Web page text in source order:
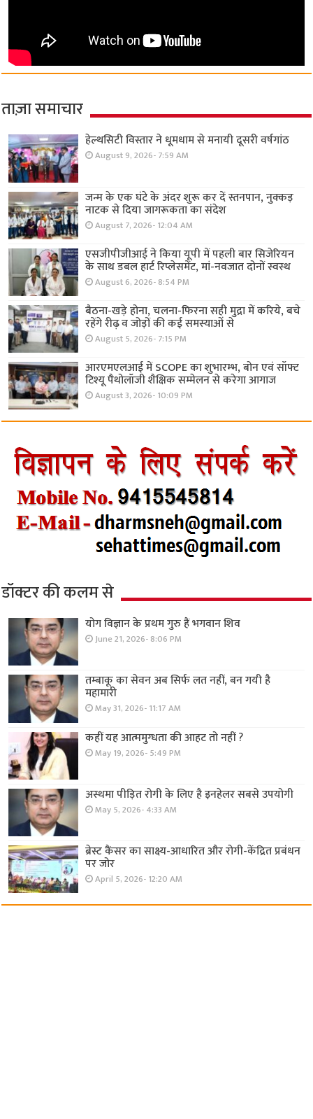
ताज़ा समाचार
हेल्थसिटी विस्तार ने धूमधाम से मनायी दूसरी वर्षगांठ
August 9, 2026- 7:59 AM
जन्म के एक घंटे के अंदर शुरू कर दें स्तनपान, नुक्कड़
नाटक से दिया जागरूकता का संदेश
August 7, 2026- 12:04 AM
एसजीपीजीआई ने किया यूपी में पहली बार सिजेरियन
के साथ डबल हार्ट रिप्लेसमेंट, मां-नवजात दोनों स्वस्थ
August 6, 2026- 8:54 PM
बैठना-खड़े होना, चलना-फिरना सही मुद्रा में करिये, बचे
रहेंगे रीढ़ व जोड़ों की कई समस्याओं से
August 5, 2026- 7:15 PM
आरएमएलआई में SCOPE का शुभारम्भ, बोन एवं सॉफ्ट
टिश्यू पैथोलॉजी शैक्षिक सम्मेलन से करेगा आगाज
August 3, 2026- 10:09 PM
डॉक्टर की कलम से
योग विज्ञान के प्रथम गुरु हैं भगवान शिव
June 21, 2026- 8:06 PM
तम्बाकू का सेवन अब सिर्फ लत नहीं, बन गयी है
महामारी
May 31, 2026- 11:17 AM
कहीं यह आत्ममुग्धता की आहट तो नहीं ?
May 19, 2026- 5:49 PM
अस्थमा पीड़ित रोगी के लिए है इनहेलर सबसे उपयोगी
May 5, 2026- 4:33 AM
ब्रेस्ट कैंसर का साक्ष्य-आधारित और रोगी-केंद्रित प्रबंधन
पर जोर
April 5, 2026- 12:20 AM